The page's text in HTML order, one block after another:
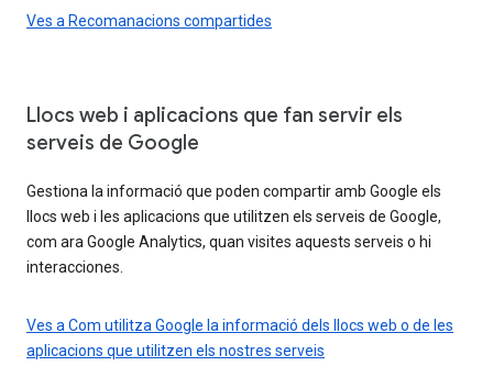
Ves a Recomanacions compartides
Llocs web i aplicacions que fan servir els
serveis de Google
Gestiona la informació que poden compartir amb Google els
llocs web i les aplicacions que utilitzen els serveis de Google,
com ara Google Analytics, quan visites aquests serveis o hi
interacciones.
Ves a Com utilitza Google la informació dels llocs web o de les
aplicacions que utilitzen els nostres serveis